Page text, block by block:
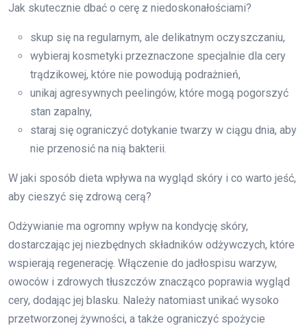
Jak skutecznie dbać o cerę z niedoskonałościami?
skup się na regularnym, ale delikatnym oczyszczaniu,
wybieraj kosmetyki przeznaczone specjalnie dla cery
trądzikowej, które nie powodują podrażnień,
unikaj agresywnych peelingów, które mogą pogorszyć
stan zapalny,
staraj się ograniczyć dotykanie twarzy w ciągu dnia, aby
nie przenosić na nią bakterii.
W jaki sposób dieta wpływa na wygląd skóry i co warto jeść,
aby cieszyć się zdrową cerą?
Odżywianie ma ogromny wpływ na kondycję skóry,
dostarczając jej niezbędnych składników odżywczych, które
wspierają regenerację. Włączenie do jadłospisu warzyw,
owoców i zdrowych tłuszczów znacząco poprawia wygląd
cery, dodając jej blasku. Należy natomiast unikać wysoko
przetworzonej żywności, a także ograniczyć spożycie